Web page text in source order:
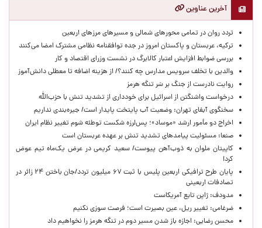
آخرین عناوین
تردد روان در تمامی محورهای شمالی و مسیرهای مرزهای اربعین
ترکیه، عربستان و پاکستان امروز در جده توافقنامه نظامی مشترک امضا می‌کنند
بررسی ضوابط افزایش اعتبار کالابرگ در نشست وزرای اقتصاد و کار
والدین با تخلف سرویس مدارس چه کنند؟/ از هزینه اضافه تا معطلی دانش‌آموز
روایت نادرست از جنگ بر سَر تنگه هرمز
درخواست واشنگتن از اسرائیل برای خودداری از تشدید تنش با حزب‌الله
سخنگوی آبفای تهران: وضعیت آب پایتخت پایدار است/ جیره‌بندی نداریم
اخراج دو مأمور ارشد «موساد»؛ پس‌لرزه شکست توطئه شوم تغییر نظام ایران
صنعا: مسئولیت پیامدهای تشدید تنش بر عهده عربستان است
کاپیتان ملوان به ذوب‌آهن پیوست/ سعید کریمی در عرض یک‌ماه تیم عوض
کرد!
پایان طرح ترافیکی اربعین پلیس با ثبت ۶۷ میلیون تردد/جان باختن ۲۴ زائر در
تصادفات اربعینی
مدودف: ژاپن تابع آمریکاست
ضرغامی: تغییر ریل، عین بصیرت است؛ فرصت سوزی نکنیم
محسن رضایی: اجازه باز شدن مسیر دوم در تنگه هرمز را نخواهیم داد